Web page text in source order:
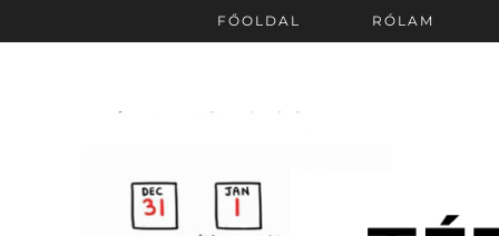
FŐOLDAL RÓLAM